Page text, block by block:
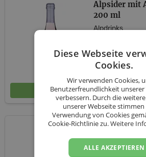
Alpsider mit
200 ml
Alpdrinks
In den Warenkorb
Alpsider mit
330ml
Alpdrinks
Diese Webseite
Cookies.
Wir verwenden Cookies,
Benutzerfreundlichkeit unserer
verbessern. Durch die
unserer Webseite stimmen
Verwendung von Cookies
Cookie-Richtlinie zu.Weitere
ALLE AKZEPTIEREN